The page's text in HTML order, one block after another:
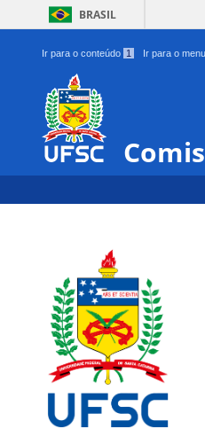
BRASIL
Ir para o conteúdo 1 Ir para o menu